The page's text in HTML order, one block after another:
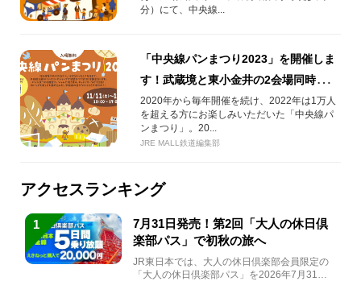
分）にて、中央線...
「中央線パンまつり2023」を開催しま
す！武蔵境と東小金井の2会場同時開
催！
2020年から毎年開催を続け、2022年は1万人
を超える方にお楽しみいただいた「中央線パ
ンまつり」。20...
JRE MALL鉄道編集部
アクセスランキング
1
7月31日発売！第2回「大人の休日倶
楽部パス」で初秋の旅へ
JR東日本では、大人の休日倶楽部会員限定の
「大人の休日倶楽部パス」を2026年7月31日